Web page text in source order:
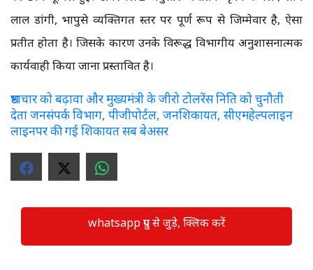
लाल डांगी, भापुसे व्यक्तिगत स्तर पर पूर्ण रूप से जिम्मेवार है, ऐसा
प्रतीत होता है। जिसके कारण उनके विरूद्ध विभागीय अनुशासनात्मक
कार्यवाही किया जाना प्रस्तावित है।
भ्रष्टाचार को बढ़ावा और मुख्यमंत्री के जीरो टोलरेंस निति को चुनौती
देता जनसंपर्क विभाग, पीजीपोर्टल, जनशिकायत, सीएमहेल्पलाइन
लाइनपर की गई शिकायत सब बेअसर
whatsapp ग्रुप से जुड़े, क्लिक करें